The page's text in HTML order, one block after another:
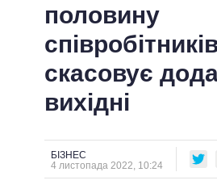
ПОДІЇ
СТАТТІ
ДУМКИ
ОГЛЯДИ
ДАЙДЖЕСТИ
ПОЛIТИКИ
УСІ ПОЛІТИКИ
ПРЕЗИДЕНТ І ОФІС
ВЕРХОВНА РАДА
ГОЛОВИ
МЕРИ МІСТ
ПОРІВНЯННЯ
половину
скасовує
вихідні
БІЗНЕС
4 листопада 2022, 10:24